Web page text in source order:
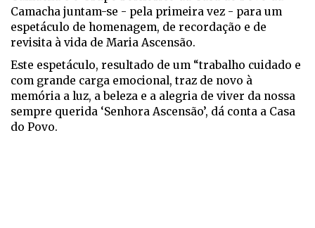
Camacha juntam-se - pela primeira vez - para um
espetáculo de homenagem, de recordação e de
revisita à vida de Maria Ascensão.
Este espetáculo, resultado de um “trabalho cuidado e
com grande carga emocional, traz de novo à
memória a luz, a beleza e a alegria de viver da nossa
sempre querida ‘Senhora Ascensão’, dá conta a Casa
do Povo.